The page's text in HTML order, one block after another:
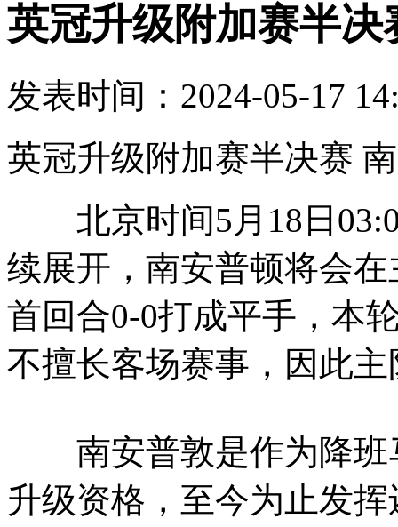
英冠升级附加赛半决
发表时间：2024-05-17
英冠升级附加赛半决赛
北京时间5月18日
续展开，南安普顿将会
首回合0-0打成平手，本
不擅长客场赛事，因此
南安普敦是作为降班
升级资格，至今为止发